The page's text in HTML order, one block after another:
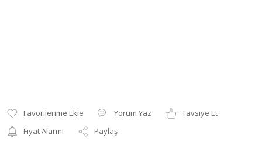
Yorum Yaz
Tavsiye Et
Fiyat Alarmı
Paylaş